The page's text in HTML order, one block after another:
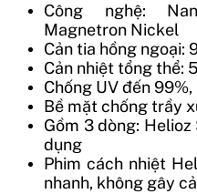
Công nghệ:
Magnetron Nickel
Cản tia hồng ngoại:
Cản nhiệt tổng thể:
Chống UV đến
Bề mặt chống trầy
Gồm 3 dòng: Helioz
dụng
Phim cách nhiệt
nhanh, không gây